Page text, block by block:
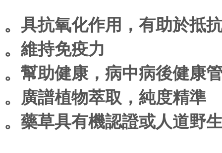
。具抗氧化作用，有助於抵
。維持免疫力
。幫助健康，病中病後健康
。廣譜植物萃取，純度精準
。藥草具有機認證或人道野